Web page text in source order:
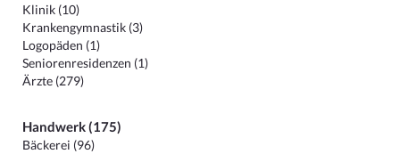
Klinik (10)
Krankengymnastik (3)
Logopäden (1)
Seniorenresidenzen (1)
Ärzte (279)
Handwerk (175)
Bäckerei (96)